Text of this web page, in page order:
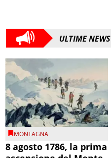
ULTIME NEWS
MONTAGNA
8 agosto 1786, la prima